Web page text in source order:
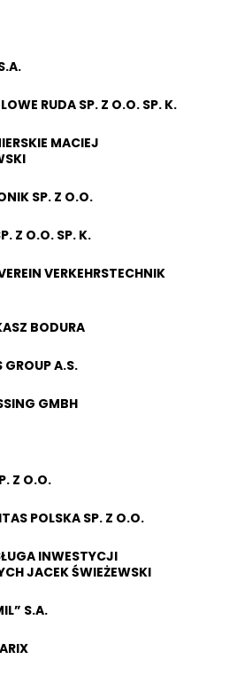
RUDA SP. Z O.O. SP. K.
MACIEJ
SP. Z O.O.
Z O.O. SP. K.
VERKEHRSTECHNIK
BODURA
A.S.
GMBH
Z O.O.
POLSKA SP. Z O.O.
INWESTYCJI
JACEK ŚWIEŻEWSKI
S.A.